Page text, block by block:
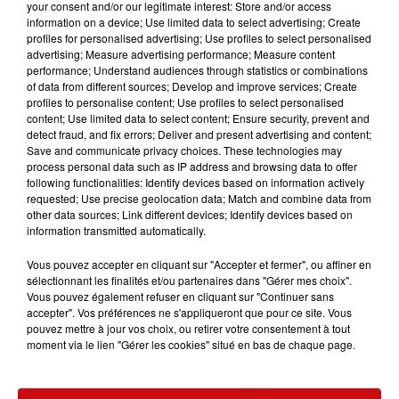
À LA UNE
DKL en direct du Casino Barrière
Blotzheim !
Mulhouse : un homme condamné à
trois mois de prison avec sursis...
your consent and/or our legitimate interest: Store and/or access
information on a device; Use limited data to select advertising; Create
profiles for personalised advertising; Use profiles to select personalised
advertising; Measure advertising performance; Measure content
performance; Understand audiences through statistics or combinations
of data from different sources; Develop and improve services; Create
profiles to personalise content; Use profiles to select personalised
content; Use limited data to select content; Ensure security, prevent and
detect fraud, and fix errors; Deliver and present advertising and content;
Save and communicate privacy choices. These technologies may
process personal data such as IP address and browsing data to offer
following functionalities: Identify devices based on information actively
requested; Use precise geolocation data; Match and combine data from
other data sources; Link different devices; Identify devices based on
information transmitted automatically.
Vous pouvez accepter en cliquant sur "Accepter et fermer", ou affiner en
sélectionnant les finalités et/ou partenaires dans "Gérer mes choix".
Vous pouvez également refuser en cliquant sur "Continuer sans
accepter". Vos préférences ne s'appliqueront que pour ce site. Vous
pouvez mettre à jour vos choix, ou retirer votre consentement à tout
moment via le lien "Gérer les cookies" situé en bas de chaque page.